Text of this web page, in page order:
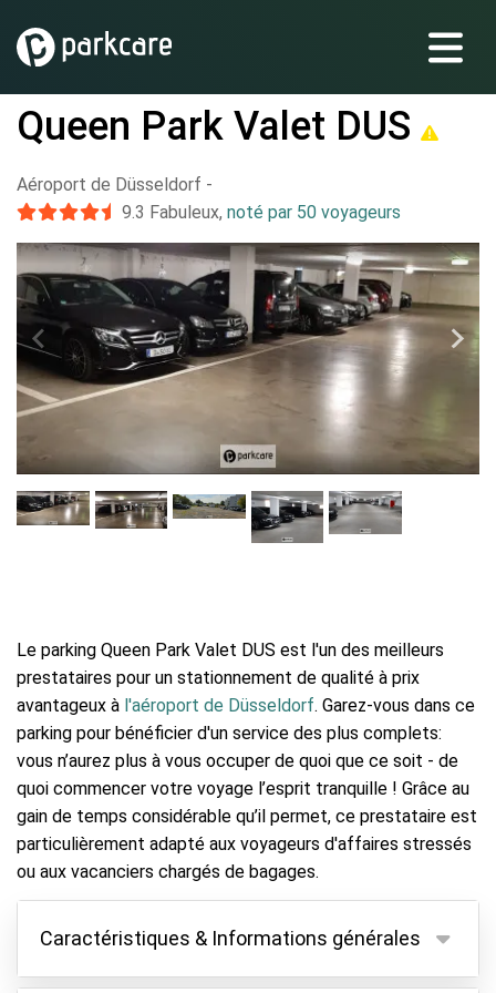
Queen Park Valet DUS
Aéroport de Düsseldorf -
9.3 Fabuleux, noté par 50 voyageurs
Le parking Queen Park Valet DUS est l'un des meilleurs
prestataires pour un stationnement de qualité à prix
avantageux à l'aéroport de Düsseldorf. Garez-vous dans ce
parking pour bénéficier d'un service des plus complets:
vous n’aurez plus à vous occuper de quoi que ce soit - de
quoi commencer votre voyage l’esprit tranquille ! Grâce au
gain de temps considérable qu’il permet, ce prestataire est
particulièrement adapté aux voyageurs d'affaires stressés
ou aux vacanciers chargés de bagages.
Caractéristiques & Informations générales